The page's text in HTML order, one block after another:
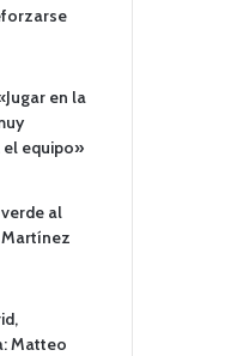
en la
equipo»
al
Matteo